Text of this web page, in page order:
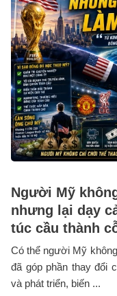
Người Mỹ
nhưng lại dạy
túc cầu thành
Có thể người Mỹ
đã góp phần thay đổi
và phát triển, biến ...